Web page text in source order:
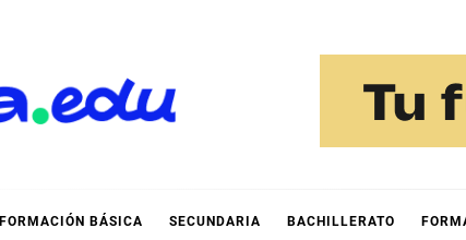
FORMACIÓN BÁSICA SECUNDARIA BACHILLERATO